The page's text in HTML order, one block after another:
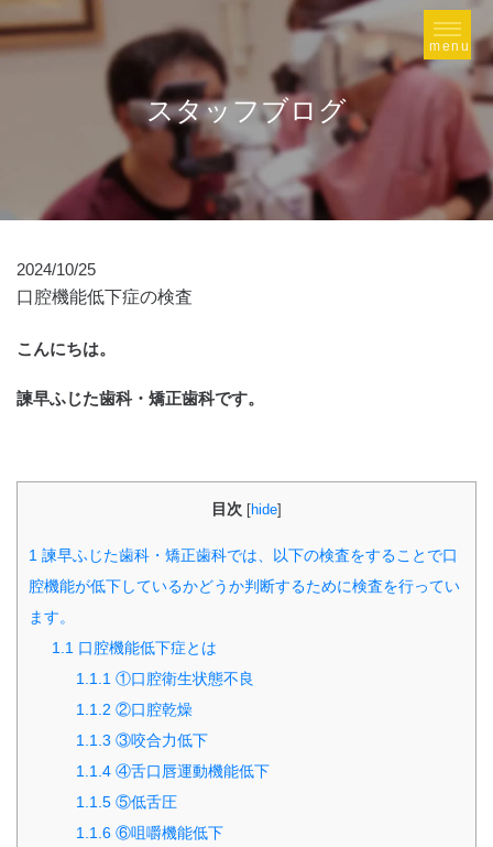
スタッフブログ
2024/10/25
口腔機能低下症の検査
こんにちは。
諫早ふじた歯科・矯正歯科です。
目次 [hide]
1 諫早ふじた歯科・矯正歯科では、以下の検査をすることで口
腔機能が低下しているかどうか判断するために検査を行ってい
ます。
1.1 口腔機能低下症とは
1.1.1 ①口腔衛生状態不良
1.1.2 ②口腔乾燥
1.1.3 ③咬合力低下
1.1.4④舌口唇運動機能低下
1.1.5⑤低舌圧
1.1.6⑥咀嚼機能低下